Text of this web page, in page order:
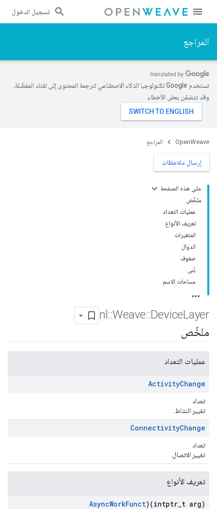
تسجيل الدخول
المراجع
تستخدم Google تكنولوجيا الذكاء الاصطناعي لترجمة المحتوى إلى لغتك المفضّلة،
وقد تتضمّن بعض الأخطاء.
OpenWeave المراجع
إرسال ملاحظات
على هذه الصفحة
ملخّص
عمليات التعداد
تعريف الأنواع
المتغيرات
الدوال
صفوف
بُنى
مساحات الاسم
nl ::Weave::DeviceLayer
ملخّص
عمليات التعداد
ActivityChange
تعداد
تغيير النشاط.
ConnectivityChange
تعداد
تغيير الاتصال.
تعريف الأنواع
AsyncWorkFunct)(intptr t arg)